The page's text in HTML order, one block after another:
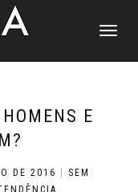
ALTERNAR
E
DE 2016
SEM